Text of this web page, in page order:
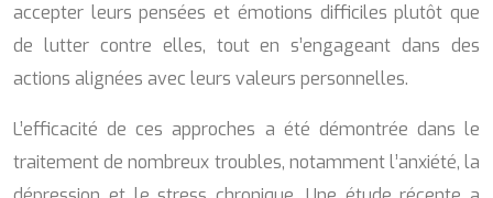
accepter leurs pensées et émotions difficiles plutôt que
de lutter contre elles, tout en s’engageant dans des
actions alignées avec leurs valeurs personnelles.
L’efficacité de ces approches a été démontrée dans le
traitement de nombreux troubles, notamment l’anxiété, la